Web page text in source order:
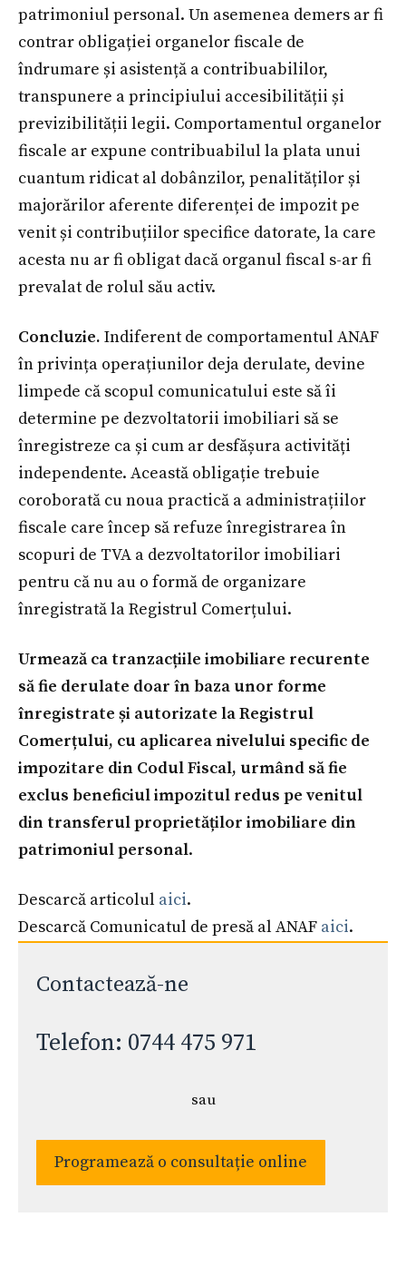
patrimoniul personal. Un asemenea demers ar fi
contrar obligației organelor fiscale de
îndrumare și asistență a contribuabililor,
transpunere a principiului accesibilității și
previzibilității legii. Comportamentul organelor
fiscale ar expune contribuabilul la plata unui
cuantum ridicat al dobânzilor, penalităților și
majorărilor aferente diferenței de impozit pe
venit și contribuțiilor specifice datorate, la care
acesta nu ar fi obligat dacă organul fiscal s-ar fi
prevalat de rolul său activ.
Concluzie. Indiferent de comportamentul ANAF
în privința operațiunilor deja derulate, devine
limpede că scopul comunicatului este să îi
determine pe dezvoltatorii imobiliari să se
înregistreze ca și cum ar desfășura activități
independente. Această obligație trebuie
coroborată cu noua practică a administrațiilor
fiscale care încep să refuze înregistrarea în
scopuri de TVA a dezvoltatorilor imobiliari
pentru că nu au o formă de organizare
înregistrată la Registrul Comerțului.
Urmează ca tranzacțiile imobiliare recurente
să fie derulate doar în baza unor forme
înregistrate și autorizate la Registrul
Comerțului, cu aplicarea nivelului specific de
impozitare din Codul Fiscal, urmând să fie
exclus beneficiul impozitul redus pe venitul
din transferul proprietăților imobiliare din
patrimoniul personal.
Descarcă articolul aici.
Descarcă Comunicatul de presă al ANAF aici.
Contactează-ne
Telefon: 0744 475 971
sau
Programează o consultație online